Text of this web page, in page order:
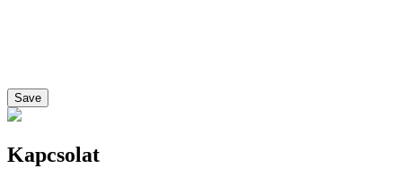
Save
Kapcsolat